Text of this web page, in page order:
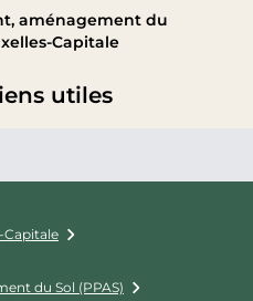
aménagement du
Capitale
utiles
Capitale
du Sol (PPAS)